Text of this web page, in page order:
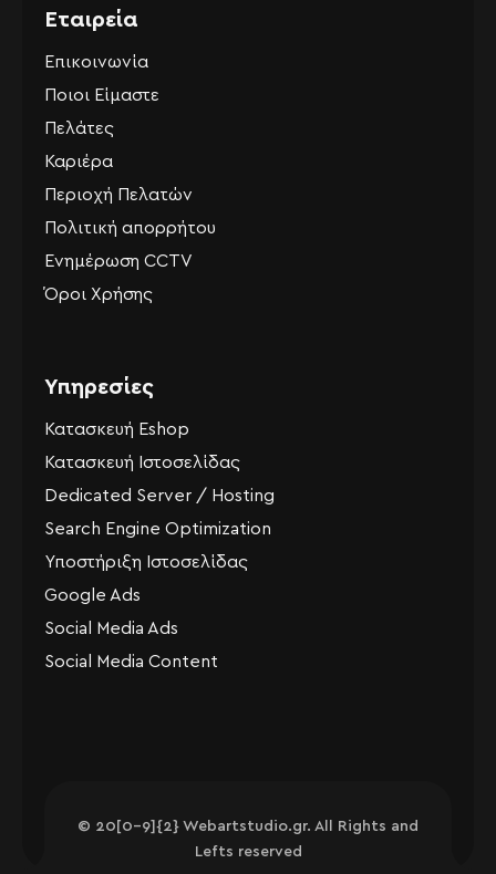
Εταιρεία
Επικοινωνία
Ποιοι Είμαστε
Πελάτες
Καριέρα
Περιοχή Πελατών
Πολιτική απορρήτου
Ενημέρωση CCTV
Όροι Χρήσης
Υπηρεσίες
Κατασκευή Eshop
Κατασκευή Ιστοσελίδας
Dedicated Server / Hosting
Search Engine Optimization
Υποστήριξη Ιστοσελίδας
Google Ads
Social Media Ads
Social Media Content
© 20[0-9]{2} Webartstudio.gr. All Rights and
Lefts reserved